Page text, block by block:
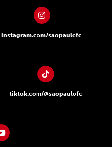
instagram.com/saopaulofc
tiktok.com/@saopaulofc